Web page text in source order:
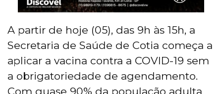
A partir de hoje (05), das 9h às 15h, a
Secretaria de Saúde de Cotia começa a
aplicar a vacina contra a COVID-19 sem
a obrigatoriedade de agendamento.
Com quase 90% da população adulta